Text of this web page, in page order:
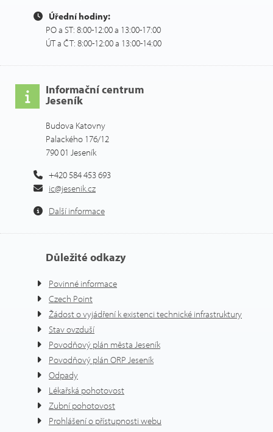
Úřední hodiny:
PO a ST: 8:00-12:00 a 13:00-17:00
ÚT a ČT: 8:00-12:00 a 13:00-14:00
Informační centrum
Jeseník
Budova Katovny
Palackého 176/12
790 01 Jeseník
+420 584 453 693
ic@jesenik.cz
Další informace
Důležité odkazy
Povinné informace
Czech Point
Žádost o vyjádření k existenci technické infrastruktury
Stav ovzduší
Povodňový plán města Jeseník
Povodňový plán ORP Jeseník
Odpady
Lékařská pohotovost
Zubní pohotovost
Prohlášení o přístupnosti webu